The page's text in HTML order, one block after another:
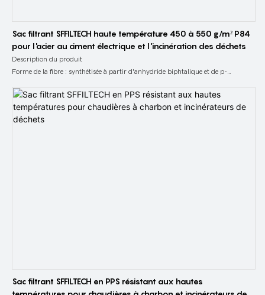
Sac filtrant SFFILTECH haute température 450 à 550 g/m² P84
pour l'acier au ciment électrique et l'incinération des déchets
Description du produit
Forme de la fibre : synthétisée à partir d'anhydride biphtalique et de p-
l'hypothèse du même poids et de la même densité linéaire, une telle structure
augmente considérablement la surface de la fibre, ce qui est plus bénéfique pour
intercepter la poussière pendant le processus de filtration.
Sac filtrant SFFILTECH en PPS résistant aux hautes